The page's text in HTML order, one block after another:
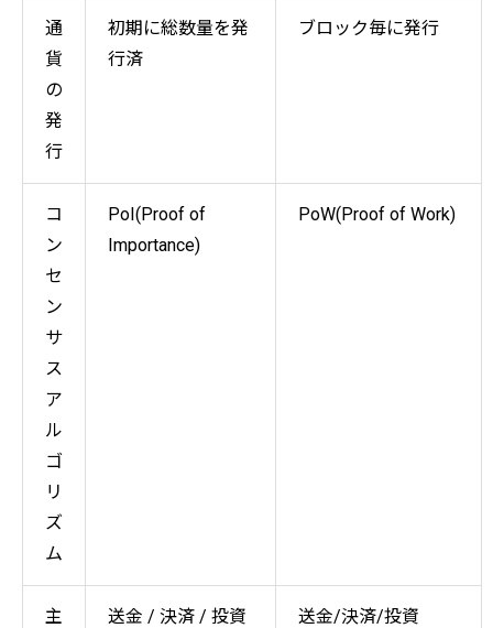
通
貨
の
発
行
初期に総数量を発
行済
ブロック毎に発行
コ
ン
セ
ン
サ
ス
ア
ル
ゴ
リ
ズ
ム
PoI(Proof of
Importance)
PoW(Proof of Work)
主
送金 / 決済 / 投資
送金/決済/投資